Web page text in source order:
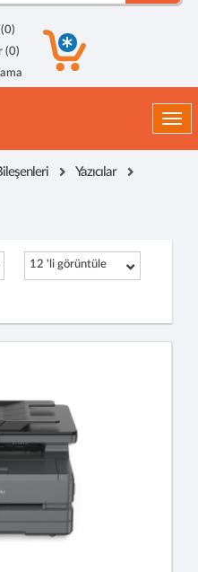
(0)
(0)
Yazıcılar
12 'li görüntüle